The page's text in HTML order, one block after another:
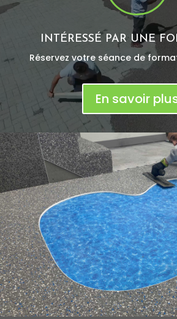
INTÉRESSÉ PAR UNE
Réservez votre séance de
En savoir